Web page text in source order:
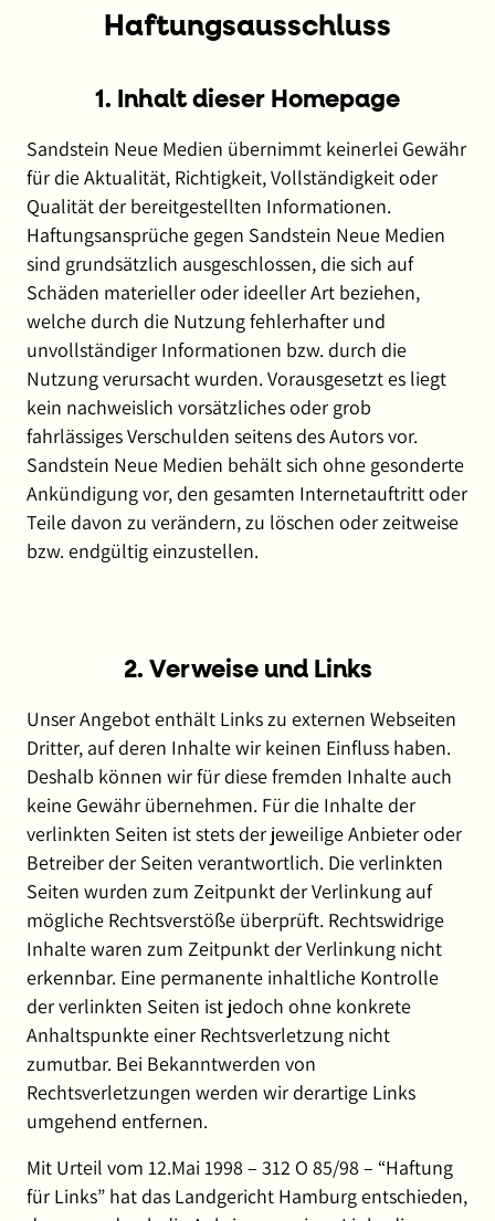
Haftungsausschluss
1. Inhalt dieser Homepage
Sandstein Neue Medien übernimmt keinerlei Gewähr
für die Aktualität, Richtigkeit, Vollständigkeit oder
Qualität der bereitgestellten Informationen.
Haftungsansprüche gegen Sandstein Neue Medien
sind grundsätzlich ausgeschlossen, die sich auf
Schäden materieller oder ideeller Art beziehen,
welche durch die Nutzung fehlerhafter und
unvollständiger Informationen bzw. durch die
Nutzung verursacht wurden. Vorausgesetzt es liegt
kein nachweislich vorsätzliches oder grob
fahrlässiges Verschulden seitens des Autors vor.
Sandstein Neue Medien behält sich ohne gesonderte
Ankündigung vor, den gesamten Internetauftritt oder
Teile davon zu verändern, zu löschen oder zeitweise
bzw. endgültig einzustellen.
2. Verweise und Links
Unser Angebot enthält Links zu externen Webseiten
Dritter, auf deren Inhalte wir keinen Einfluss haben.
Deshalb können wir für diese fremden Inhalte auch
keine Gewähr übernehmen. Für die Inhalte der
verlinkten Seiten ist stets der jeweilige Anbieter oder
Betreiber der Seiten verantwortlich. Die verlinkten
Seiten wurden zum Zeitpunkt der Verlinkung auf
mögliche Rechtsverstöße überprüft. Rechtswidrige
Inhalte waren zum Zeitpunkt der Verlinkung nicht
erkennbar. Eine permanente inhaltliche Kontrolle
der verlinkten Seiten ist jedoch ohne konkrete
Anhaltspunkte einer Rechtsverletzung nicht
zumutbar. Bei Bekanntwerden von
Rechtsverletzungen werden wir derartige Links
umgehend entfernen.
Mit Urteil vom 12.Mai 1998 – 312 O 85/98 – “Haftung
für Links” hat das Landgericht Hamburg entschieden,